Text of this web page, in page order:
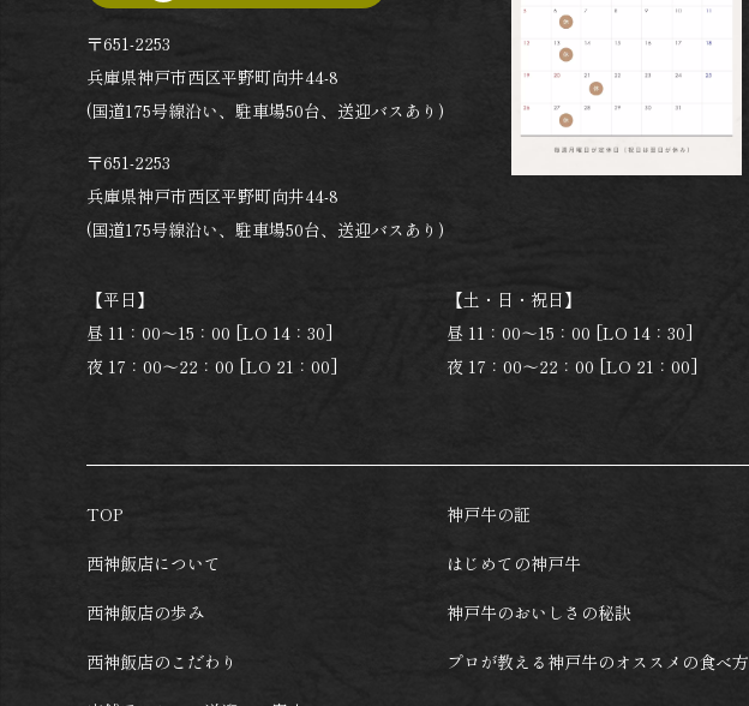
〒651-2253
兵庫県神戸市西区平野町向井44-8
(国道175号線沿い、駐車場50台、送迎バスあり)
〒651-2253
兵庫県神戸市西区平野町向井44-8
(国道175号線沿い、駐車場50台、送迎バスあり)
【平日】
昼 11：00～15：00 [LO 14：30]
夜 17：00～22：00 [LO 21：00]
【土・日・祝日】
昼 11：00～15：00 [LO 14：30]
夜 17：00～22：00 [LO 21：00]
TOP
西神飯店について
西神飯店の歩み
西神飯店のこだわり
神戸牛の証
はじめての神戸牛
神戸牛のおいしさの秘訣
プロが教える神戸牛のオススメの食べ方